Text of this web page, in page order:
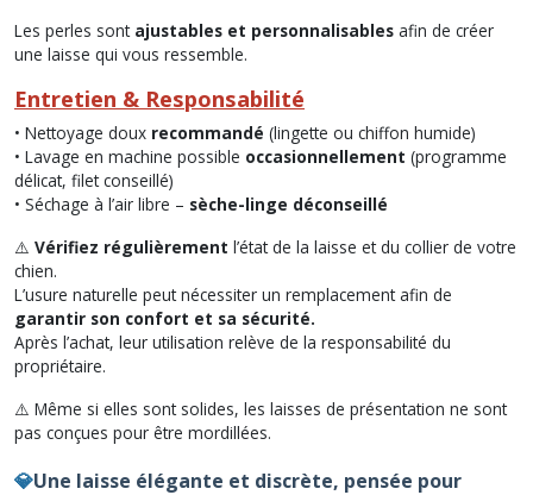
Les perles sont ajustables et personnalisables afin de créer
une laisse qui vous ressemble.
Entretien & Responsabilité
• Nettoyage doux recommandé (lingette ou chiffon humide)
• Lavage en machine possible occasionnellement (programme
délicat, filet conseillé)
• Séchage à l’air libre – sèche-linge déconseillé
⚠️ Vérifiez régulièrement l’état de la laisse et du collier de votre
chien.
L’usure naturelle peut nécessiter un remplacement afin de
garantir son confort et sa sécurité.
Après l’achat, leur utilisation relève de la responsabilité du
propriétaire.
⚠️ Même si elles sont solides, les laisses de présentation ne sont
pas conçues pour être mordillées.
💎Une laisse élégante et discrète, pensée pour